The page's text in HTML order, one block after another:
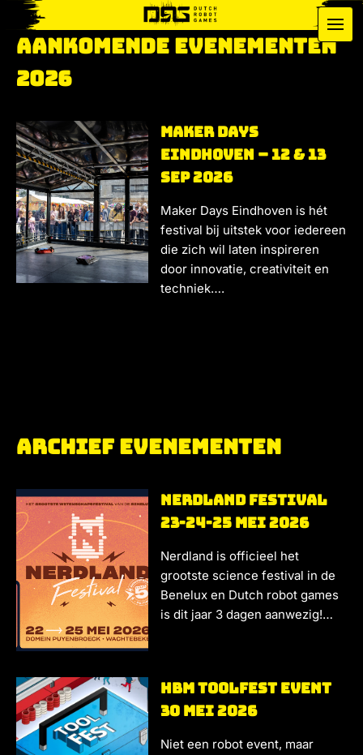
Menu
Media
Info
Contact
Aankomende
Evenementen:
Aankomende Evenementen
2026
Maker Days
Eindhoven – 12 & 13
sep 2026
Maker Days Eindhoven is hét
festival bij uitstek voor iedereen
die zich wil laten inspireren
door innovatie, creativiteit en
techniek….
Archief Evenementen
Nerdland festival
23-24-25 Mei 2026
Nerdland is officieel het
grootste science festival in de
Benelux en Dutch robot games
is dit jaar 3 dagen aanwezig!…
HBM ToolFest event
30 mei 2026
Niet een robot event, maar